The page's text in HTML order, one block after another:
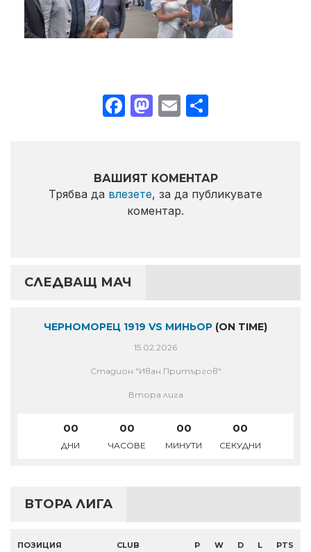
Facebook
Mastodon
Email
ВАШИЯТ КОМЕНТАР
Трябва да влезете, за да публикувате
коментар.
СЛЕДВАЩ МАЧ
ЧЕРНОМОРЕЦ 1919 VS МИНЬОР (ON TIME)
15.02.2026
Стадион "Иван Притъргов"
Втора лига
00
ДНИ
00
ЧАСОВЕ
00
МИНУТИ
00
СЕКУДНИ
ВТОРА ЛИГА
ПОЗИЦИЯ CLUB P W D L PTS